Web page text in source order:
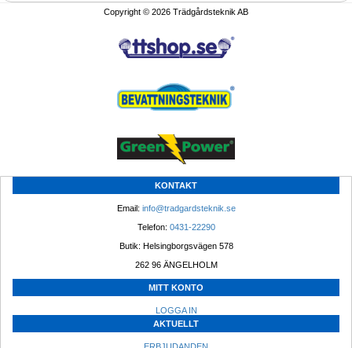
Copyright © 2026 Trädgårdsteknik AB
KONTAKT
Email: info@tradgardsteknik.se
Telefon: 0431-22290
Butik: Helsingborgsvägen 578
262 96 ÄNGELHOLM
MITT KONTO
LOGGA IN
AKTUELLT